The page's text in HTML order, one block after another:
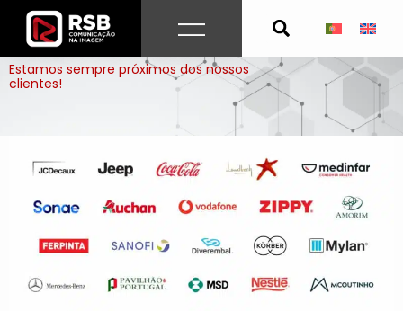
contentCLIENTES FELIZES
Estamos sempre próximos dos nossos
clientes!